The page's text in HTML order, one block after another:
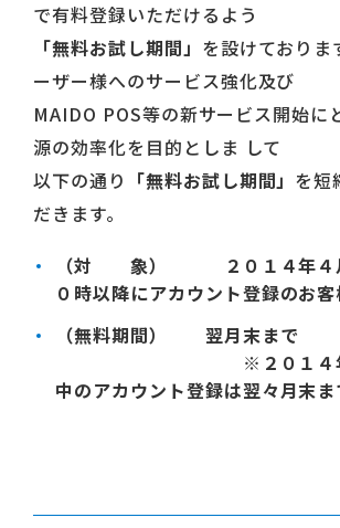
で有料登録いただけるよう
「無料お試し期間」 を設けておりま
ーザー様へのサービス強化及び
MAIDO POS等の新サービス開始に
源の効率化を目的としま して
以下の通り 「無料お試し期間」 を短
だきます。
（対 象）
２０１４年４
０時以降にアカウント登録のお客
（無料期間）
翌月末まで
※２０１４年３
中のアカウント登録は翌々月末ま